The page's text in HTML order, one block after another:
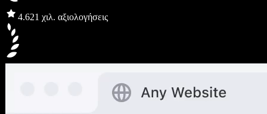
4.621 χιλ. αξιολογήσεις